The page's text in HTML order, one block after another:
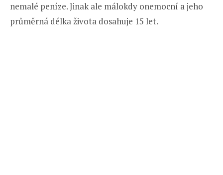
nemalé peníze. Jinak ale málokdy onemocní a jeho
průměrná délka života dosahuje 15 let.